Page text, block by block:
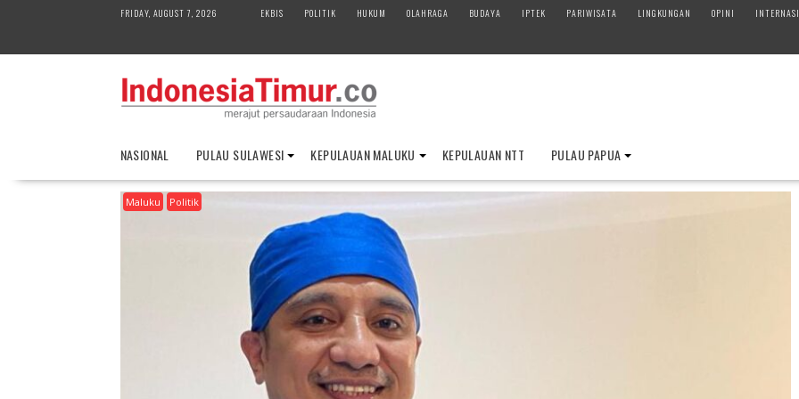
FRIDAY, AUGUST 7, 2026 EKBIS POLITIK HUKUM OLAHRAGA BUDAYA IPTEK PARIWISATA LINGKUNGAN OPINI
NASIONAL PULAU SULAWESI KEPULAUAN MALUKU KEPULAUAN NTT PULAU PAPUA
Maluku Politik